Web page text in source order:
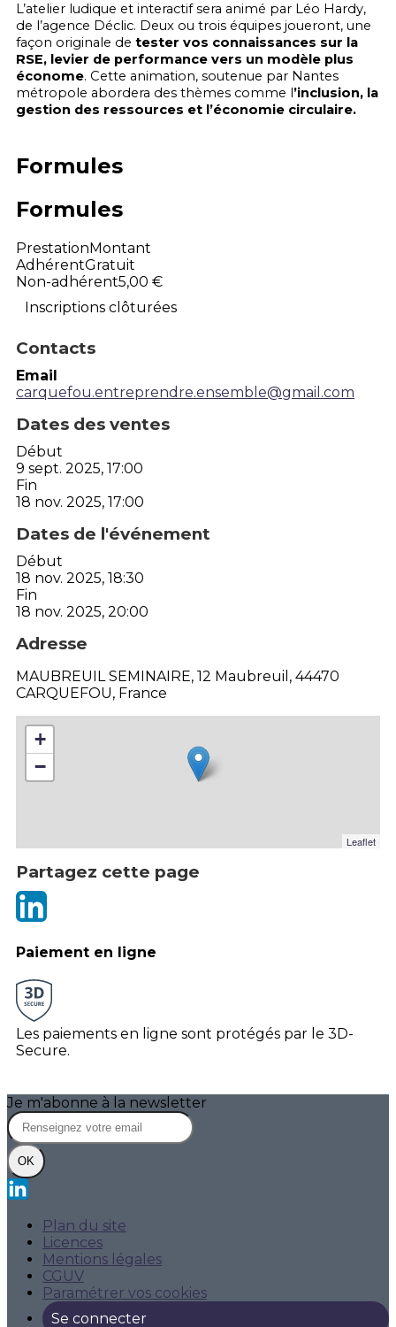
L’atelier ludique et interactif sera animé par Léo Hardy,
de l’agence Déclic. Deux ou trois équipes joueront, une
façon originale de tester vos connaissances sur la
RSE, levier de performance vers un modèle plus
économe. Cette animation, soutenue par Nantes
métropole abordera des thèmes comme l’inclusion, la
gestion des ressources et l’économie circulaire.
Formules
Formules
PrestationMontant
AdhérentGratuit
Non-adhérent5,00 €
Inscriptions clôturées
Contacts
Email
carquefou.entreprendre.ensemble@gmail.com
Dates des ventes
Début
9 sept. 2025, 17:00
Fin
18 nov. 2025, 17:00
Dates de l'événement
Début
18 nov. 2025, 18:30
Fin
18 nov. 2025, 20:00
Adresse
MAUBREUIL SEMINAIRE, 12 Maubreuil, 44470
CARQUEFOU, France
+
−
Leaflet
Partagez cette page
Paiement en ligne
Les paiements en ligne sont protégés par le 3D-
Secure.
Je m'abonne à la newsletter
OK
Plan du site
Licences
Mentions légales
CGUV
Paramétrer vos cookies
Se connecter